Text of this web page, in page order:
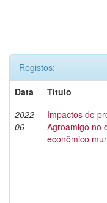
Registos:
Data
Título
2022-
06
Impactos do
Agroamigo no
econômico